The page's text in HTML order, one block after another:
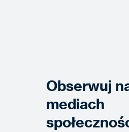
Obserwuj
mediach